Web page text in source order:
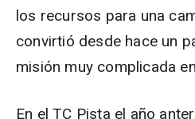
los recursos para una
convirtió desde hace un
misión muy complicada
En el TC Pista el año